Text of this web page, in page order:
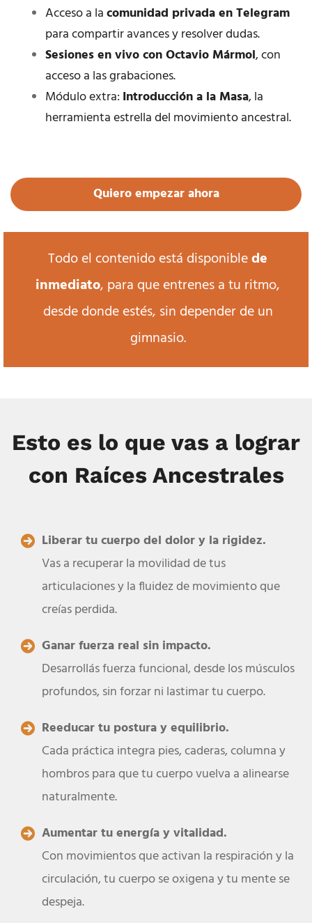
Acceso a lacomunidad privada en Telegram
para compartir avances y resolver dudas.
Sesiones en vivo con Octavio Mármol, con
acceso a las grabaciones.
Módulo extra: Introducción a la Masa, la
herramienta estrella del movimiento ancestral.
Quiero empezar ahora
Todo el contenido está disponiblede
inmediato, para que entrenes a tu ritmo,
desde donde estés, sin depender de un
gimnasio.
Esto es lo que vas a lograr
con Raíces Ancestrales
Liberar tu cuerpo del dolor y la rigidez.
Vas a recuperar la movilidad de tus
articulaciones y la fluidez de movimiento que
creías perdida.
Ganar fuerza real sin impacto.
Desarrollás fuerza funcional, desde los músculos
profundos, sin forzar ni lastimar tu cuerpo.
Reeducar tu postura y equilibrio.
Cada práctica integra pies, caderas, columna y
hombros para que tu cuerpo vuelva a alinearse
naturalmente.
Aumentar tu energía y vitalidad.
Con movimientos que activan la respiración y la
circulación, tu cuerpo se oxigena y tu mente se
despeja.